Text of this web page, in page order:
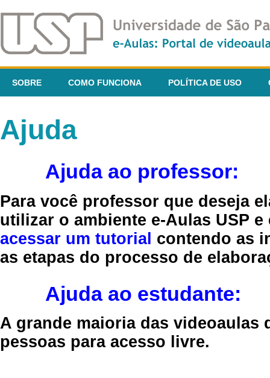
SOBRE COMO FUNCIONA POLÍTICA DE USO
Ajuda
Ajuda ao professor:
Para você professor que deseja
utilizar o ambiente e-Aulas USP
acessar um tutorial contendo as
as etapas do processo de
Ajuda ao estudante:
A grande maioria das videoaulas
pessoas para acesso livre.